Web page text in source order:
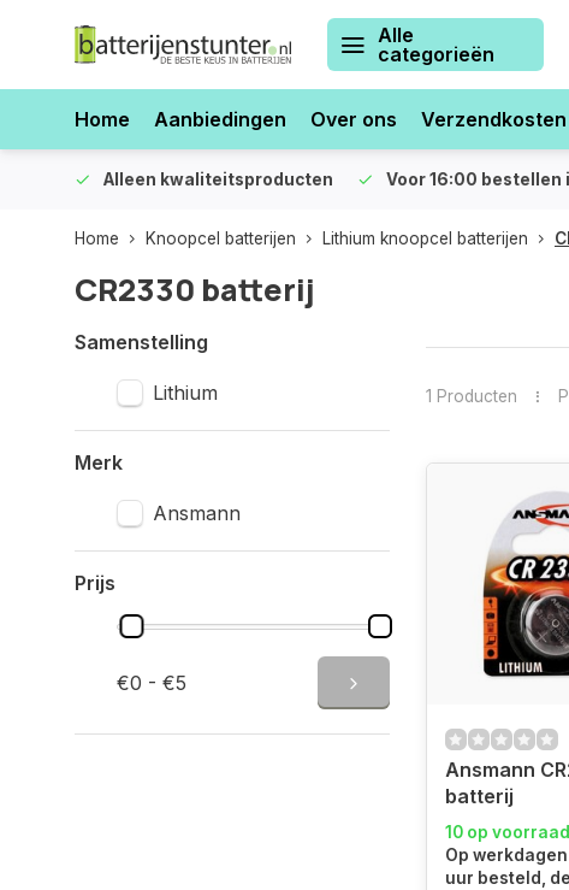
Alle
categorieën
Home Aanbiedingen Over ons Verzendkosten
Alleen kwaliteitsproducten Voor 16:00 bestellen
Home Knoopcel batterijen Lithium knoopcel batterijen
CR2330 batterij
Samenstelling
Lithium
Merk
Ansmann
Prijs
€0 - €5
1 Producten
Ansmann
batterij
10 op voorraad
Op
uur besteld,